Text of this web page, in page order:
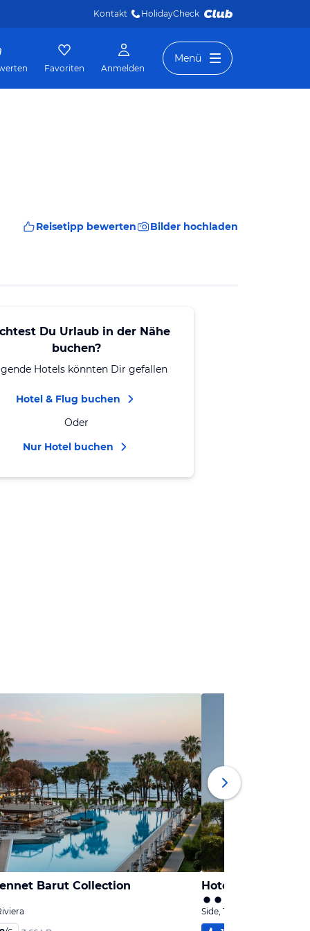
Kontakt HolidayCheck
Favoriten Anmelden
Menü
Reisetipp bewerten Bilder hochladen
Du Urlaub in der Nähe
buchen?
Hotels könnten Dir gefallen
Hotel & Flug buchen
Oder
Nur Hotel buchen
Barut Collection Hotel Vesta
Side, Türkische Riviera